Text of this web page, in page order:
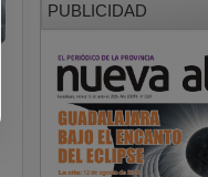
PUBLICIDAD